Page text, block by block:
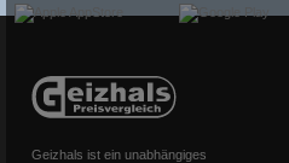
Geizhals ist ein unabhängiges